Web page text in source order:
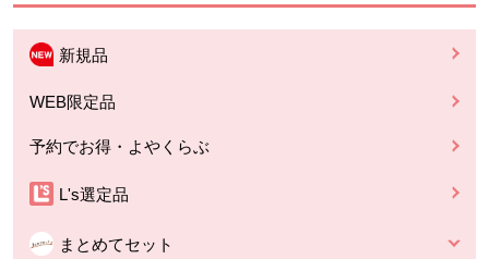
新規品
WEB限定品
予約でお得・よやくらぶ
L's選定品
まとめてセット